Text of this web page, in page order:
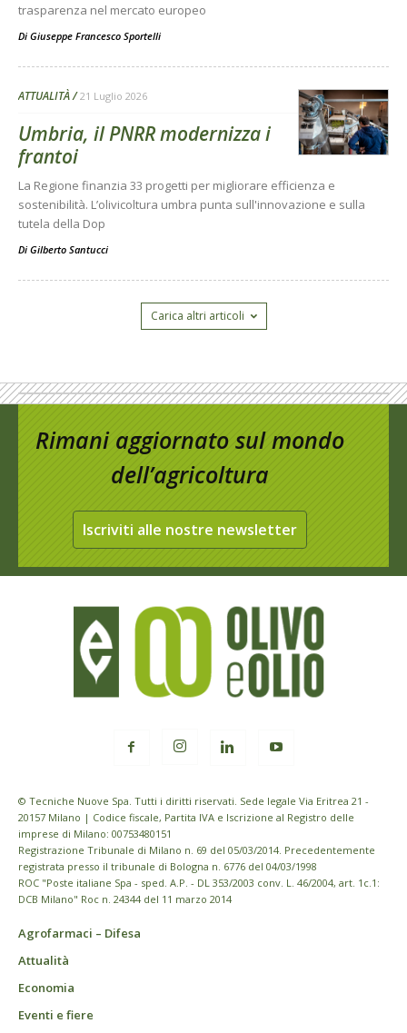
trasparenza nel mercato europeo
Di Giuseppe Francesco Sportelli
ATTUALITÀ 21 Luglio 2026
Umbria, il PNRR modernizza i
frantoi
La Regione finanzia 33 progetti per migliorare efficienza e
sostenibilità. L’olivicoltura umbra punta sull'innovazione e sulla
tutela della Dop
Di Gilberto Santucci
Carica altri articoli
Rimani aggiornato sul mondo
dell’agricoltura
Iscriviti alle nostre newsletter
© Tecniche Nuove Spa. Tutti i diritti riservati. Sede legale Via Eritrea 21 -
20157 Milano | Codice fiscale, Partita IVA e Iscrizione al Registro delle
imprese di Milano: 00753480151
Registrazione Tribunale di Milano n. 69 del 05/03/2014. Precedentemente
registrata presso il tribunale di Bologna n. 6776 del 04/03/1998
ROC "Poste italiane Spa - sped. A.P. - DL 353/2003 conv. L. 46/2004, art. 1c.1:
DCB Milano" Roc n. 24344 del 11 marzo 2014
Agrofarmaci – Difesa
Attualità
Economia
Eventi e fiere